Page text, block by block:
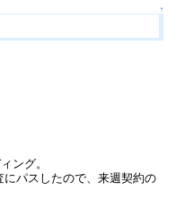
↑
ング。
パスしたので、来週契約の